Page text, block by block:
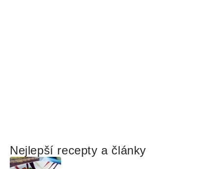
Nejlepší recepty a články